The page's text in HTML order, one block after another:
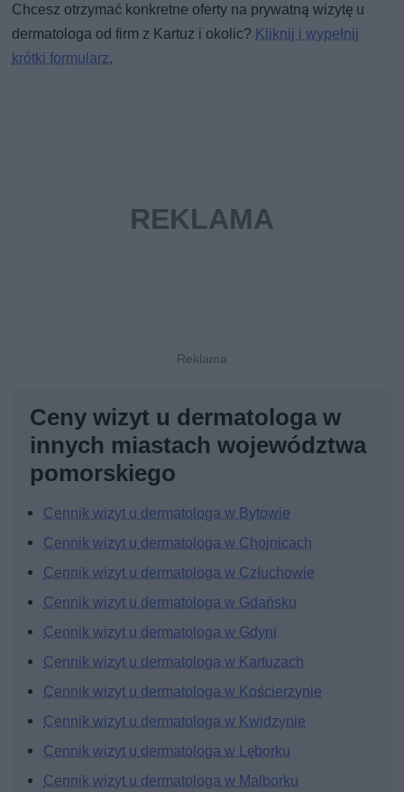
Chcesz otrzymać konkretne oferty na prywatną wizytę u
dermatologa od firm z Kartuz i okolic? Kliknij i wypełnij
krótki formularz.
Ceny wizyt u dermatologa w
innych miastach województwa
pomorskiego
Cennik wizyt u dermatologa w Bytowie
Cennik wizyt u dermatologa w Chojnicach
Cennik wizyt u dermatologa w Człuchowie
Cennik wizyt u dermatologa w Gdańsku
Cennik wizyt u dermatologa w Gdyni
Cennik wizyt u dermatologa w Kartuzach
Cennik wizyt u dermatologa w Kościerzynie
Cennik wizyt u dermatologa w Kwidzynie
Cennik wizyt u dermatologa w Lęborku
Cennik wizyt u dermatologa w Malborku